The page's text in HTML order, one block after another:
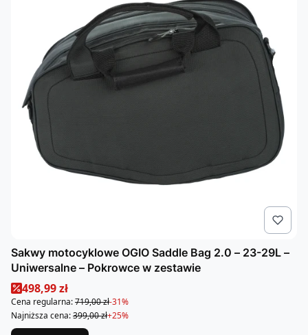
Sakwy motocyklowe OGIO Saddle Bag 2.0 – 23-29L –
Uniwersalne – Pokrowce w zestawie
Cena promocyjna
498,99 zł
Cena regularna:719,00 zł-31%
Najniższa cena:399,00 zł+25%